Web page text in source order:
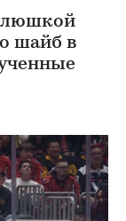
шайб в